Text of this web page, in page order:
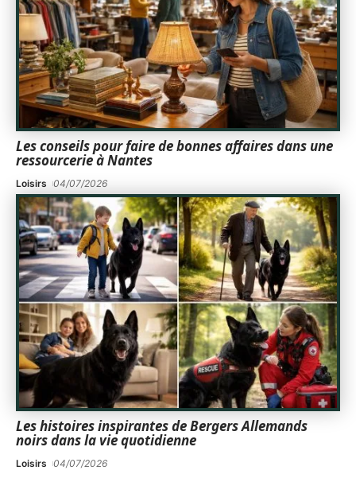
Les conseils pour faire de bonnes affaires dans une
ressourcerie à Nantes
Loisirs 04/07/2026
Les histoires inspirantes de Bergers Allemands
noirs dans la vie quotidienne
Loisirs 04/07/2026